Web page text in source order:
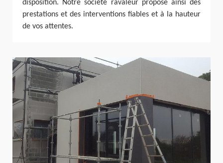
disposition. Notre société ravaleur propose ainsi des
prestations et des interventions fiables et à la hauteur
de vos attentes.